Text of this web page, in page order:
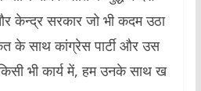
केन्द्र सरकार जो भी कदम उठा
के साथ कांग्रेस पार्टी और उस
भी कार्य में, हम उनके साथ ख